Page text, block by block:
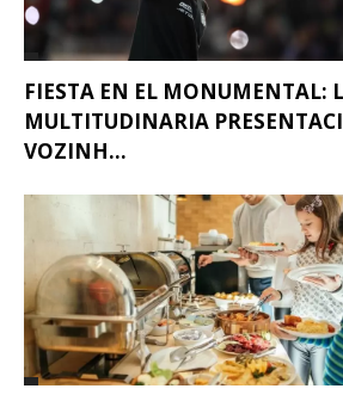
FIESTA EN EL MONUMENTAL:
MULTITUDINARIA
VOZINH...